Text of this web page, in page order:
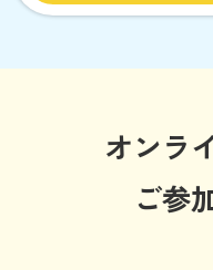
オンラ
ご参